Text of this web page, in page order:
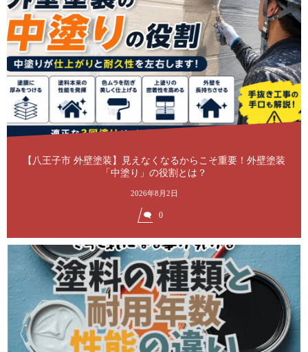
【八王子市 外壁塗装】見えなくなるからこそ重要！外壁塗装
「中塗り」の役割とは？
2026年8月2日
0